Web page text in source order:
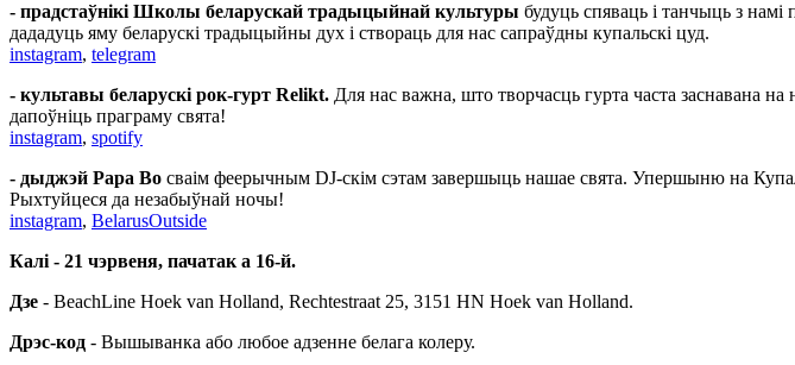
- прадстаўнікі Школы беларускай традыцыйнай культуры будуць спяваць і танчыць з
дададуць яму беларускі традыцыйны дух і створаць для нас сапраўдны купальскі цуд.
instagram, telegram
- культавы беларускі рок-гурт Relikt. Для нас важна, што творчасць гурта часта заснавана
дапоўніць праграму свята!
instagram, spotify
- дыджэй Papa Bo сваім феерычным DJ-скім сэтам завершыць нашае свята. Упершыню на
Рыхтуйцеся да незабыўнай ночы!
instagram, BelarusOutside
Калі - 21 чэрвеня, пачатак а 16-й.
Дзе - BeachLine Hoek van Holland, Rechtestraat 25, 3151 HN Hoek van Holland.
Дрэс-код - Вышыванка або любое адзенне белага колеру.